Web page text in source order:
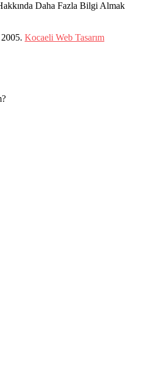
Daha Fazla Bilgi Almak
Kocaeli Web Tasarım